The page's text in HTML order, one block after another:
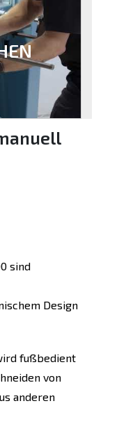
sind
Design
fußbedient
von
anderen